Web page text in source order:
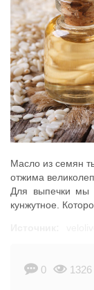
Масло из семян
отжима
Для выпечки мы
кунжутное.
0 1326